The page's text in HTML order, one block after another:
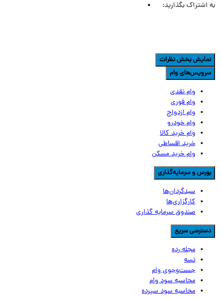
اشتراک بگذارید:
بخش نظرات
وام
وام نقدی
وام فوری
وام ازدواج
وام خودرو
وام خرید کالا
خرید اقساطی
وام خرید مسکن
و سرمایه‌گذاری
سبدگردان‌ها
کارگزاری‌ها
صندوق سرمایه گذاری
سریع
مجله رده
تسه
جست‌وجوی وام
محاسبه سود وام
محاسبه سود سپرده